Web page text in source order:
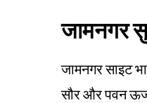
जामनगर
जामनगर साइट
सौर और पवन